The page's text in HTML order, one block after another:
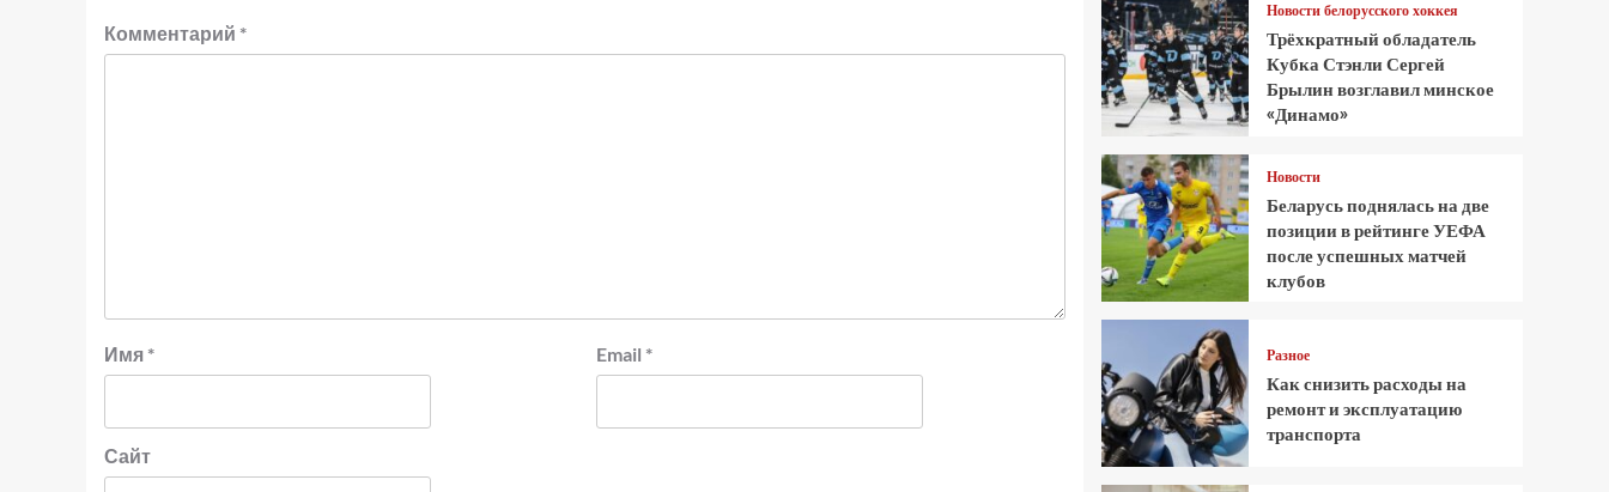
Комментарий *
Имя * Email *
Сайт
Новости белорусского хоккея
Трёхкратный обладатель
Кубка Стэнли Сергей
Брылин возглавил минское
«Динамо»
Новости
Беларусь поднялась на две
позиции в рейтинге УЕФА
после успешных матчей
клубов
Разное
Как снизить расходы на
ремонт и эксплуатацию
транспорта